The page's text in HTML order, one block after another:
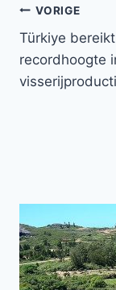
Bericht
navigatie
VORIGE
Türkiye
recordhoogte